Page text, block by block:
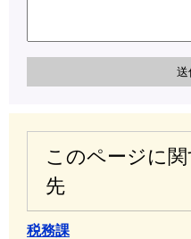
このページに
先
税務課